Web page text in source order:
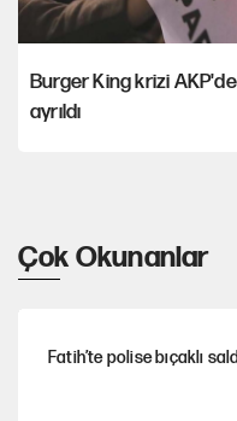
Burger King krizi
ayrıldı
Çok Okunanlar
Fatih’te polise bıçaklı